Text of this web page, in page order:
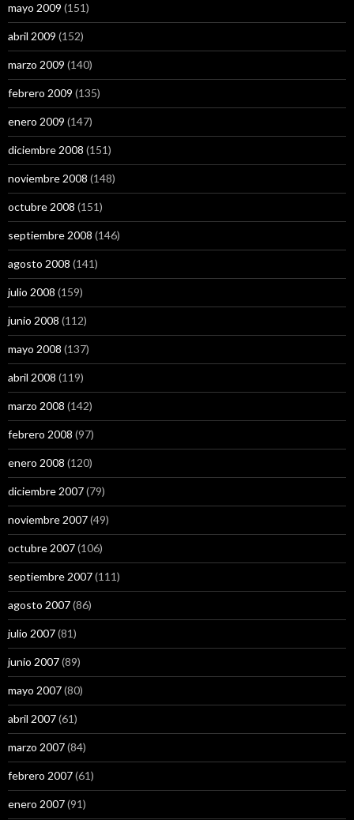
mayo 2009 (151)
abril 2009 (152)
marzo 2009 (140)
febrero 2009 (135)
enero 2009 (147)
diciembre 2008 (151)
noviembre 2008 (148)
octubre 2008 (151)
septiembre 2008 (146)
agosto 2008 (141)
julio 2008 (159)
junio 2008 (112)
mayo 2008 (137)
abril 2008 (119)
marzo 2008 (142)
febrero 2008 (97)
enero 2008 (120)
diciembre 2007(79)
noviembre 2007(49)
octubre 2007(106)
septiembre 2007(111)
agosto 2007(86)
julio 2007(81)
junio 2007(89)
mayo 2007(80)
abril 2007(61)
marzo 2007(84)
febrero 2007(61)
enero 2007(91)